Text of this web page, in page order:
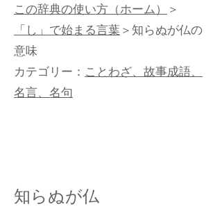
この辞典の使い方（ホーム）＞
「し」で始まる言葉＞知らぬが仏の
意味
カテゴリー： ことわざ、故事成語、
名言、名句
知らぬが仏